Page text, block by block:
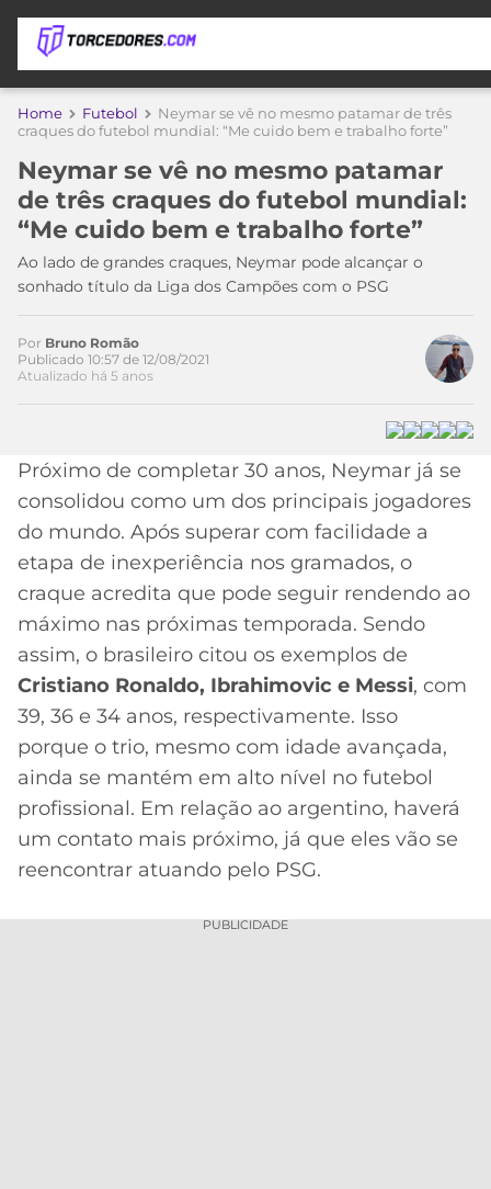
APOSTAS
DE
APOSTA
MELHORES
SITES
DE
APOSTAS
2026
BETBOOM
CÓDIGO
DE
INDICAÇÃO
BET365
CÓDIGO
BETANO
MELHORES
APPS
DE
APOSTAS
CASSINOS
COPA
DO
MUNDO
TIMES
MEU
TIME
PALMEIRAS
CORINTHIANS
SÃO
FLAMENGO
FLUMINENSE
BOTAFOGO
CAMPEONATOS
SÉRIE
A
LIBERTADORES
DO
BRASIL
PREMIER
LEAGUE
COPA
SUL-
AMERICANA
ESPORTIVA
MERCADO
BOLA
PALPITES
Home Futebol
Neymar se vê no mesmo patamar de três
craques do futebol mundial: “Me cuido bem e trabalho forte”
Neymar se vê no mesmo patamar
de três craques do futebol mundial:
“Me cuido bem e trabalho forte”
Ao lado de grandes craques, Neymar pode alcançar o
sonhado título da Liga dos Campões com o PSG
Por Bruno Romão
Publicado 10:57 de 12/08/2021
Atualizado há 5 anos
Próximo de completar 30 anos, Neymar já se
consolidou como um dos principais jogadores
do mundo. Após superar com facilidade a
etapa de inexperiência nos gramados, o
craque acredita que pode seguir rendendo ao
máximo nas próximas temporada. Sendo
assim, o brasileiro citou os exemplos de
Cristiano Ronaldo, Ibrahimovic e Messi, com
39, 36 e 34 anos, respectivamente. Isso
porque o trio, mesmo com idade avançada,
ainda se mantém em alto nível no futebol
profissional. Em relação ao argentino, haverá
um contato mais próximo, já que eles vão se
reencontrar atuando pelo PSG.
PUBLICIDADE